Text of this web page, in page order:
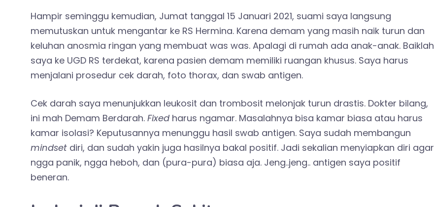
Hampir seminggu kemudian, Jumat tanggal 15 Januari 2021, suami saya langsung
memutuskan untuk mengantar ke RS Hermina. Karena demam yang masih naik turun dan
keluhan anosmia ringan yang membuat was was. Apalagi di rumah ada anak-anak. Baiklah
saya ke UGD RS terdekat, karena pasien demam memiliki ruangan khusus. Saya harus
menjalani prosedur cek darah, foto thorax, dan swab antigen.
Cek darah saya menunjukkan leukosit dan trombosit melonjak turun drastis. Dokter bilang,
ini mah Demam Berdarah. Fixed harus ngamar. Masalahnya bisa kamar biasa atau harus
kamar isolasi? Keputusannya menunggu hasil swab antigen. Saya sudah membangun
mindset diri, dan sudah yakin juga hasilnya bakal positif. Jadi sekalian menyiapkan diri agar
ngga panik, ngga heboh, dan (pura-pura) biasa aja. Jeng..jeng.. antigen saya positif
beneran.